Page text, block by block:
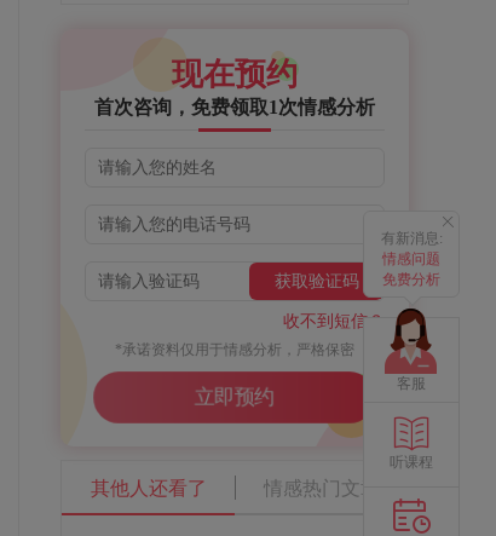
现在预约
首次咨询，免费领取1次情感分析
获取验证码
收不到短信？
*承诺资料仅用于情感分析，严格保密
立即预约
其他人还看了 情感热门文章
有新消息:
情感问题
免费分析
客服
听课程